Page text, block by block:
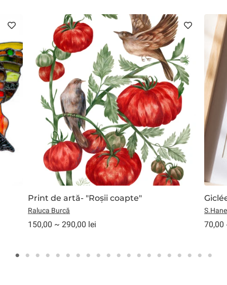
Print de artă- "Roșii coapte"
Raluca Burcă
150,00 ~ 290,00 lei 70,00